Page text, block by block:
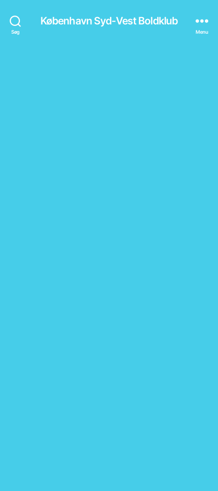
Søg
København Syd-Vest Boldklub
Menu